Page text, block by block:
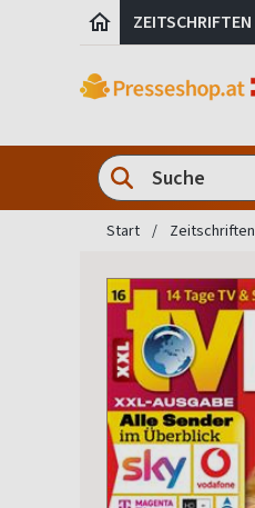
ZEITSCHRIFTEN
Start Zeitschriften